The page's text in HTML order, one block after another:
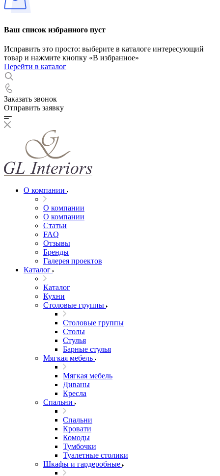
Ваш список избранного пуст
Исправить это просто: выберите в каталоге интересующий
товар и нажмите кнопку «В избранное»
Перейти в каталог
Заказать звонок
Отправить заявку
О компании
О компании
О компании
Статьи
FAQ
Отзывы
Бренды
Галерея проектов
Каталог
Каталог
Кухни
Столовые группы
Столовые группы
Столы
Стулья
Барные стулья
Мягкая мебель
Мягкая мебель
Диваны
Кресла
Спальни
Спальни
Кровати
Комоды
Тумбочки
Туалетные столики
Шкафы и гардеробные